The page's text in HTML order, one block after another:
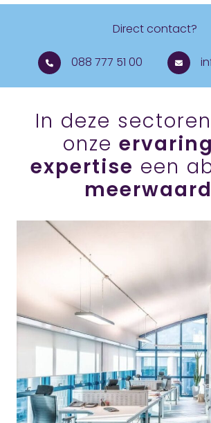
Direct contact?
088 777 51 00
In deze
onze
expertise een